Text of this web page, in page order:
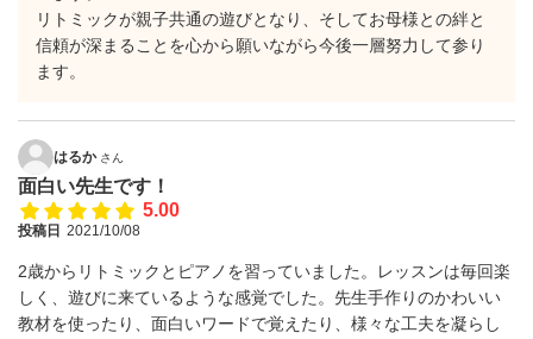
リトミックが親子共通の遊びとなり、そしてお母様との絆と
信頼が深まることを心から願いながら今後一層努力して参り
ます。
はるか さん
面白い先生です！
5.00
投稿日 2021/10/08
2歳からリトミックとピアノを習っていました。レッスンは毎回楽
しく、遊びに来ているような感覚でした。先生手作りのかわいい
教材を使ったり、面白いワードで覚えたり、様々な工夫を凝らし